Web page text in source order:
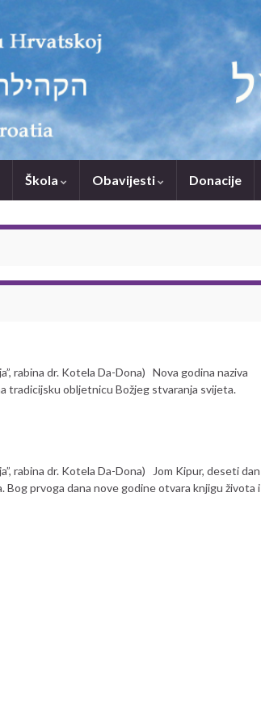
Škola Obavijesti Donacije
rabina dr. Kotela Da-Dona) Nova godina naziva
tradicijsku obljetnicu Božjeg stvaranja svijeta.
rabina dr. Kotela Da-Dona) Jom Kipur, deseti dan
Bog prvoga dana nove godine otvara knjigu života i